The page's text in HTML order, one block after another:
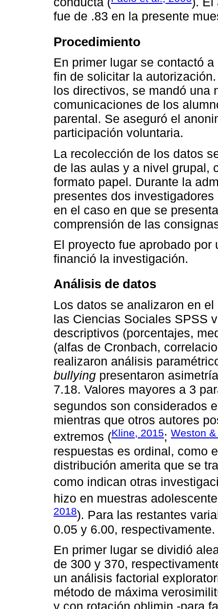
fue de .83 en la presente
Procedimiento
En primer lugar se contactó
fin de solicitar la
los directivos, se mandó una
comunicaciones de los
parental. Se aseguró el
participación voluntaria.
La recolección de los datos
de las aulas y a nivel grupal,
formato papel. Durante la
presentes dos
en el caso en que se
comprensión de las
El proyecto fue aprobado
financió la investigación.
Análisis de datos
Los datos se analizaron en
las Ciencias Sociales SPSS
descriptivos (porcentajes,
(alfas de Cronbach,
realizaron análisis
bullying presentaron
7.18. Valores mayores a 3
segundos son considerados
mientras que otros autores
extremos (Kline, 2015; Weston
respuestas es ordinal, como
distribución amerita que se
como indican otras
hizo en muestras
2018). Para las restantes
0.05 y 6.00, respectivamente.
En primer lugar se dividió
de 300 y 370,
un análisis factorial
método de máxima
y con rotación oblimin -para